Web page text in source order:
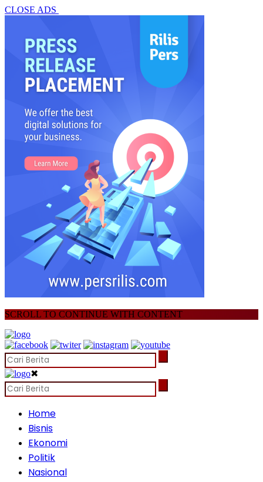
CLOSE ADS
SCROLL TO CONTINUE WITH CONTENT
✖
Home
Bisnis
Ekonomi
Politik
Nasional